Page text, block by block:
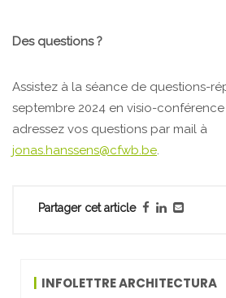
Des questions ?
Assistez à la séance de questions-
septembre 2024 en visio-conférence
adressez vos questions par mail à
jonas.hanssens@cfwb.be.
Partager cet article
INFOLETTRE ARCHITECTURA